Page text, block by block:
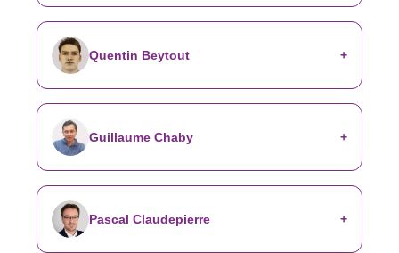
Quentin Beytout
Guillaume Chaby
Pascal Claudepierre